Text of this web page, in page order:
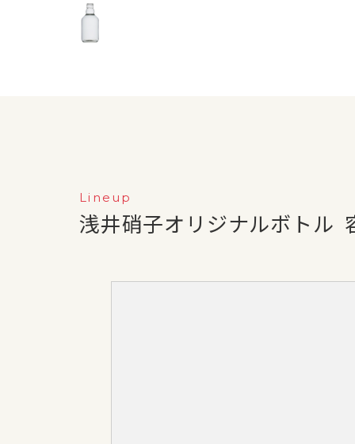
Lineup
浅井硝子オリジナルボトル